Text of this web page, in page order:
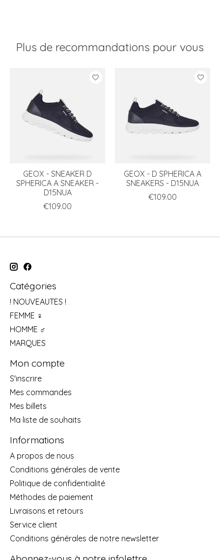
Plus de recommandations pour vous
Articles du carrousel de produits
GEOX - SNEAKER D
SPHERICA A SNEAKER -
D15NUA
€109.00
GEOX - D SPHERICA A
SNEAKERS - D15NUA
€109.00
Catégories
! NOUVEAUTES !
FEMME ♀
HOMME ♂
MARQUES
Mon compte
S'inscrire
Mes commandes
Mes billets
Ma liste de souhaits
Informations
A propos de nous
Conditions générales de vente
Politique de confidentialité
Méthodes de paiement
Livraisons et retours
Service client
Conditions générales de notre newsletter